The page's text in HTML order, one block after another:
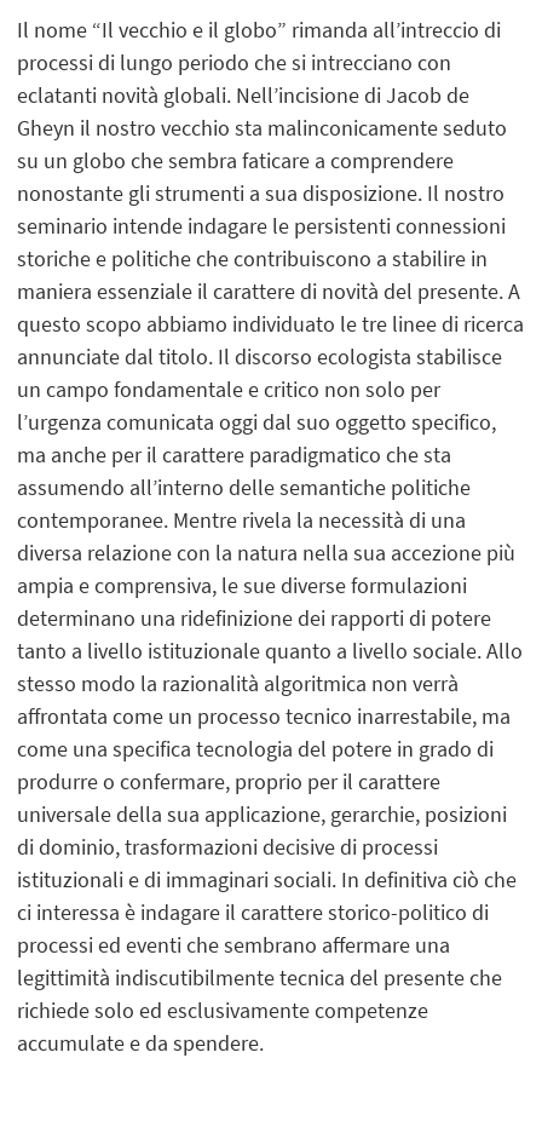
Il nome “Il vecchio e il globo” rimanda all’intreccio di
processi di lungo periodo che si intrecciano con
eclatanti novità globali. Nell’incisione di Jacob de
Gheyn il nostro vecchio sta malinconicamente seduto
su un globo che sembra faticare a comprendere
nonostante gli strumenti a sua disposizione. Il nostro
seminario intende indagare le persistenti connessioni
storiche e politiche che contribuiscono a stabilire in
maniera essenziale il carattere di novità del presente. A
questo scopo abbiamo individuato le tre linee di ricerca
annunciate dal titolo. Il discorso ecologista stabilisce
un campo fondamentale e critico non solo per
l’urgenza comunicata oggi dal suo oggetto specifico,
ma anche per il carattere paradigmatico che sta
assumendo all’interno delle semantiche politiche
contemporanee. Mentre rivela la necessità di una
diversa relazione con la natura nella sua accezione più
ampia e comprensiva, le sue diverse formulazioni
determinano una ridefinizione dei rapporti di potere
tanto a livello istituzionale quanto a livello sociale. Allo
stesso modo la razionalità algoritmica non verrà
affrontata come un processo tecnico inarrestabile, ma
come una specifica tecnologia del potere in grado di
produrre o confermare, proprio per il carattere
universale della sua applicazione, gerarchie, posizioni
di dominio, trasformazioni decisive di processi
istituzionali e di immaginari sociali. In definitiva ciò che
ci interessa è indagare il carattere storico-politico di
processi ed eventi che sembrano affermare una
legittimità indiscutibilmente tecnica del presente che
richiede solo ed esclusivamente competenze
accumulate e da spendere.